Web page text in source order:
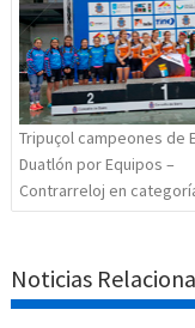
Tripuçol campeones de
Duatlón por Equipos –
Contrarreloj en
Noticias